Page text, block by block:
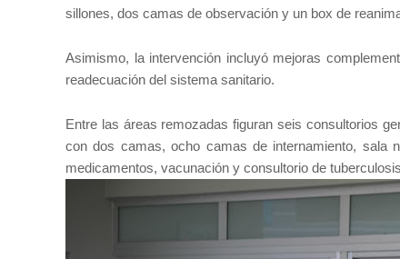
sillones, dos camas de observación y un box de
Asimismo, la intervención incluyó mejoras
readecuación del sistema sanitario.
Entre las áreas remozadas figuran seis consultorios
con dos camas, ocho camas de internamiento, sala
medicamentos, vacunación y consultorio de